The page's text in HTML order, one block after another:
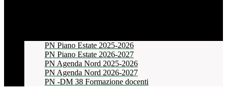
PN Piano Estate 2025-2026
PN Piano Estate 2026-2027
PN Agenda Nord 2025-2026
PN Agenda Nord 2026-2027
PN -DM 38 Formazione docenti